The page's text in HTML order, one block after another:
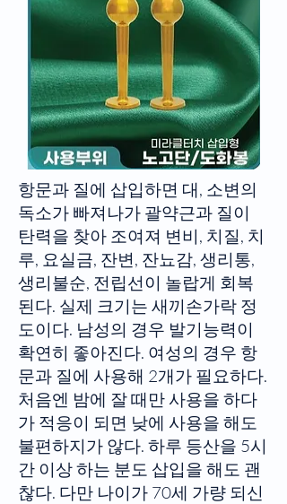
항문과 질에 삽입하면 대, 소변의
독소가 빠져나가 괄약근과 질이
탄력을 찾아 조여져 변비, 치질, 치
루, 요실금, 잔변, 잔뇨감, 생리통,
생리불순, 전립선이 놀랍게 회복
된다. 실제 크기는 새끼손가락 정
도이다. 남성의 경우 발기능력이
확연히 좋아진다. 여성의 경우 항
문과 질에 사용해 2개가 필요하다.
처음엔 밤에 잘 때만 사용을 하다
가 적응이 되면 낮에 사용을 해도
불편하지가 않다. 하루 등산을 5시
간 이상 하는 분도 삽입을 해도 괜
찮다. 다만 나이가 70세 가량 되신